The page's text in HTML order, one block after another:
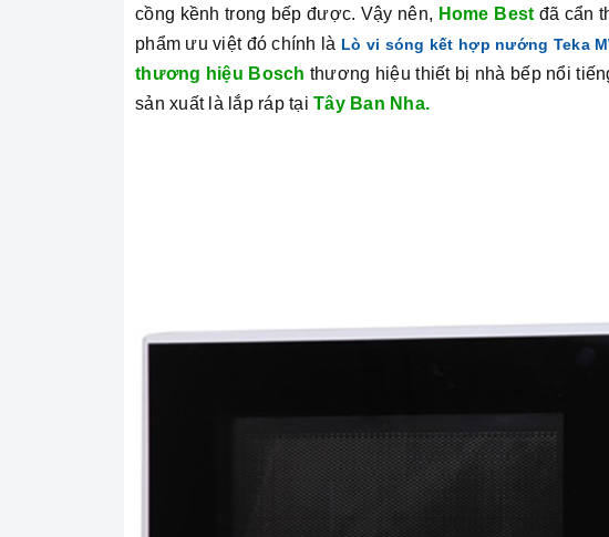
cồng kềnh trong bếp được. Vậy nên, Home Best đã cẩn
phẩm ưu việt đó chính là Lò vi sóng kết hợp nướng Teka
thương hiệu Bosch thương hiệu thiết bị nhà bếp nổi
sản xuất là lắp ráp tại Tây Ban Nha.